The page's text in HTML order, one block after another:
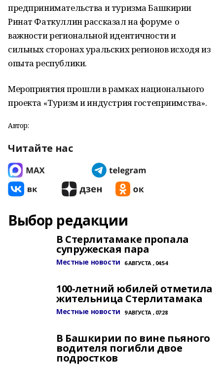
предпринимательства и туризма Башкирии
Ринат Фаткуллин рассказал на форуме о
важности региональной идентичности и
сильных сторонах уральских регионов исходя из
опыта республики.
Мероприятия прошли в рамках национального
проекта «Туризм и индустрия гостеприимства».
Автор:
Читайте нас
Выбор редакции
В Стерлитамаке пропала
супружеская пара
Местные новости 6 АВГУСТА , 04:54
100-летний юбилей отметила
жительница Стерлитамака
Местные новости 9 АВГУСТА , 07:28
В Башкирии по вине пьяного
водителя погибли двое
подростков